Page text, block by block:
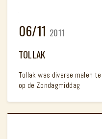
06/11 2011
TOLLAK
Tollak was diverse malen
op de Zondagmiddag